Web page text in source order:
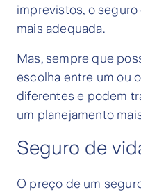
imprevistos, o
mais adequada.
Mas, sempre que
escolha entre um ou
diferentes e podem
um planejamento
Seguro de
O preço de um